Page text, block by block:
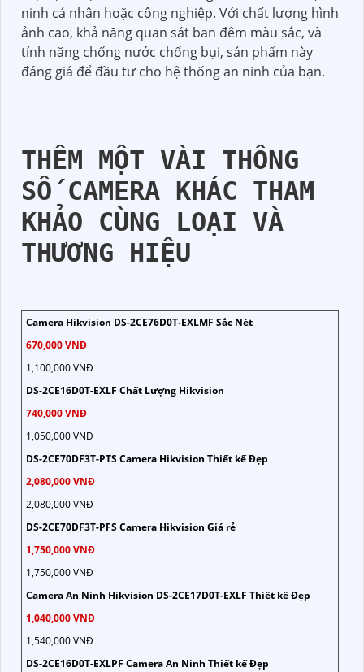
ninh cá nhân hoặc công nghiệp. Với chất lượng hình
ảnh cao, khả năng quan sát ban đêm màu sắc, và
tính năng chống nước chống bụi, sản phẩm này
đáng giá để đầu tư cho hệ thống an ninh của bạn.
THÊM MỘT VÀI THÔNG
SỐ CAMERA KHÁC THAM
KHẢO CÙNG LOẠI VÀ
THƯƠNG HIỆU
Camera Hikvision DS-2CE76D0T-EXLMF Sắc Nét
670,000 VNĐ
1,100,000 VNĐ
DS-2CE16D0T-EXLF Chất Lượng Hikvision
740,000 VNĐ
1,050,000 VNĐ
DS-2CE70DF3T-PTS Camera Hikvision Thiết kế Đẹp
2,080,000 VNĐ
2,080,000 VNĐ
DS-2CE70DF3T-PFS Camera Hikvision Giá rẻ
1,750,000 VNĐ
1,750,000 VNĐ
Camera An Ninh Hikvision DS-2CE17D0T-EXLF Thiết kế Đẹp
1,040,000 VNĐ
1,540,000 VNĐ
DS-2CE16D0T-EXLPF Camera An Ninh Thiết kế Đẹp